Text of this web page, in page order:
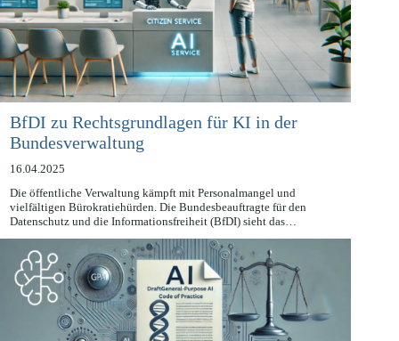
BfDI zu Rechtsgrundlagen für KI in der
Bundesverwaltung
16.04.2025
Die öffentliche Verwaltung kämpft mit Personalmangel und
vielfältigen Bürokratiehürden. Die Bundesbeauftragte für den
Datenschutz und die Informationsfreiheit (BfDI) sieht das…